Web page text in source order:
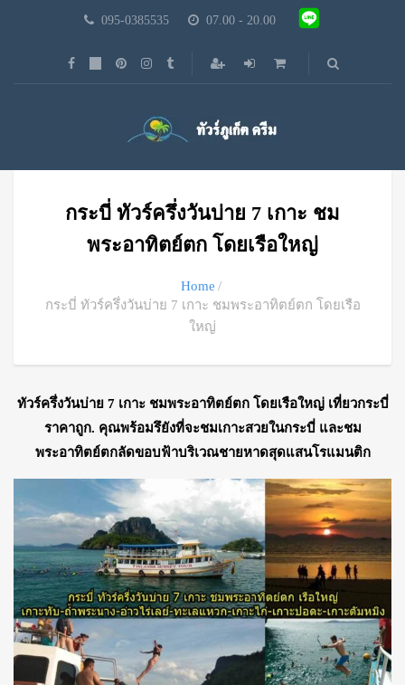
095-0385535 07.00 - 20.00
กระบี่ ทัวร์ครึ่งวันบ่าย 7 เกาะ ชม
พระอาทิตย์ตก โดยเรือใหญ่
Home
กระบี่ ทัวร์ครึ่งวันบ่าย 7 เกาะ ชมพระอาทิตย์ตก โดยเรือ
ใหญ่
ทัวร์ครึ่งวันบ่าย 7 เกาะ ชมพระอาทิตย์ตก โดยเรือใหญ่ เที่ยวกระบี่
ราคาถูก. คุณพร้อมรึยังที่จะชมเกาะสวยในกระบี่ และชม
พระอาทิตย์ตกลัดขอบฟ้าบริเวณชายหาดสุดแสนโรแมนติก